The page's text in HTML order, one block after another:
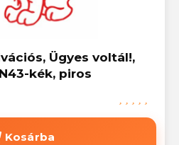
Ügyes voltál!,
kék, piros
Kosárba